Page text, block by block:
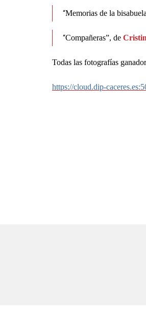
“Memorias de la
“Compañeras”, de
Todas las fotografías
https://cloud.dip-